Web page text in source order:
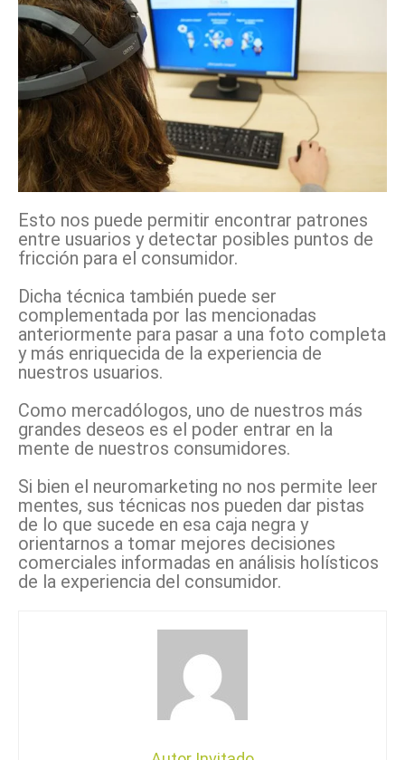
Esto nos puede permitir encontrar patrones
entre usuarios y detectar posibles puntos de
fricción para el consumidor.
Dicha técnica también puede ser
complementada por las mencionadas
anteriormente para pasar a una foto completa
y más enriquecida de la experiencia de
nuestros usuarios.
Como mercadólogos, uno de nuestros más
grandes deseos es el poder entrar en la
mente de nuestros consumidores.
Si bien el neuromarketing no nos permite leer
mentes, sus técnicas nos pueden dar pistas
de lo que sucede en esa caja negra y
orientarnos a tomar mejores decisiones
comerciales informadas en análisis holísticos
de la experiencia del consumidor.